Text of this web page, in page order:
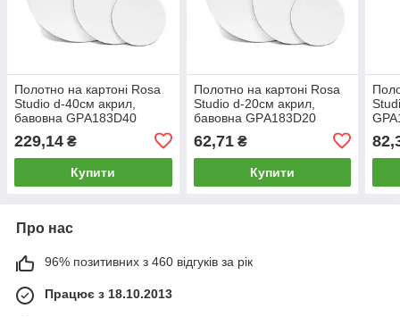
Полотно на картоні Rosa
Studio d-40см акрил,
бавовна GPА183D40
229,14 ₴
Купити
Полотно на картоні Rosa
Studio d-20см акрил,
бавовна GPА183D20
62,71₴
Купити
Про нас
96% позитивних з 460 відгуків за рік
Працює з 18.10.2013